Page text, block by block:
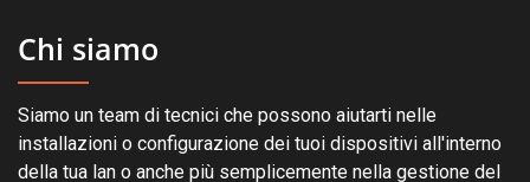
Chi siamo
Siamo un team di tecnici che possono aiutarti nelle
installazioni o configurazione dei tuoi dispositivi all'interno
della tua lan o anche più semplicemente nella gestione del